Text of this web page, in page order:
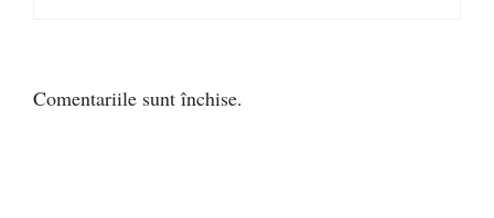
Comentariile sunt închise.